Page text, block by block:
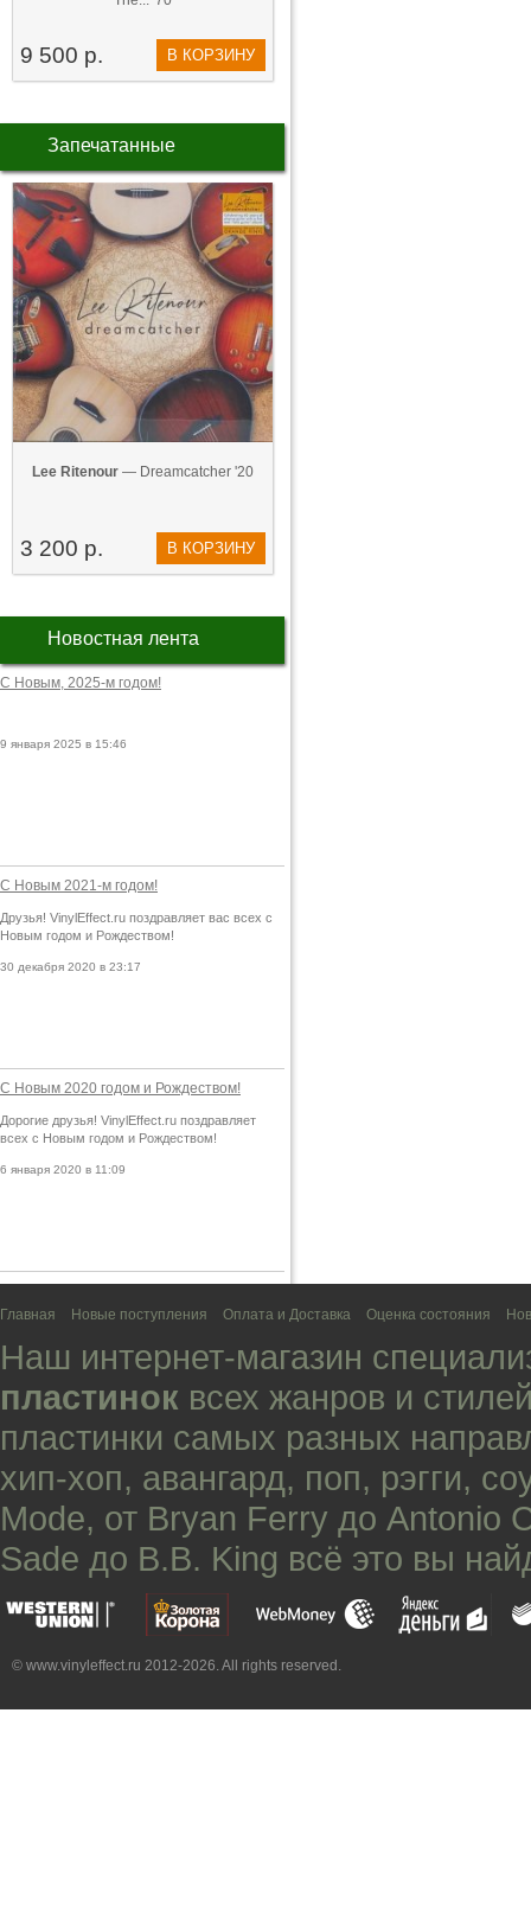
9 500 р. В КОРЗИНУ
Запечатанные
Lee Ritenour — Dreamcatcher '20
3 200 р. В КОРЗИНУ
Новостная лента
С Новым, 2025-м годом!
9 января 2025 в 15:46
С Новым 2021-м годом!
Друзья! VinylEffect.ru поздравляет вас всех с
Новым годом и Рождеством!
30 декабря 2020 в 23:17
С Новым 2020 годом и Рождеством!
Дорогие друзья! VinylEffect.ru поздравляет
всех с Новым годом и Рождеством!
6 января 2020 в 11:09
Главная Новые поступления Оплата и Доставка Оценка состояния
Наш интернет-магазин
пластинок всех жанров и
пластинки самых разных
хип-хоп, авангард, поп, рэгги,
Mode, от Bryan Ferry до Antonio
Sade до B.B. King всё это вы
© www.vinyleffect.ru 2012-2026. All rights reserved.